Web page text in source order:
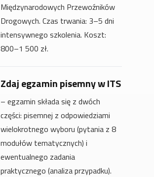
Międzynarodowych Przewoźników
Drogowych. Czas trwania: 3–5 dni
intensywnego szkolenia. Koszt:
800–1 500 zł.
Zdaj egzamin pisemny w ITS
– egzamin składa się z dwóch
części: pisemnej z odpowiedziami
wielokrotnego wyboru (pytania z 8
modułów tematycznych) i
ewentualnego zadania
praktycznego (analiza przypadku).